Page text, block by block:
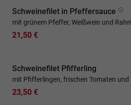
Schweinefilet in Pfeffersauce
mit grünem Pfeffer, Weißwein und
21,50 €
Schweinefilet Pfifferling
mit Pfifferlingen, frischen Tomaten und
23,50 €